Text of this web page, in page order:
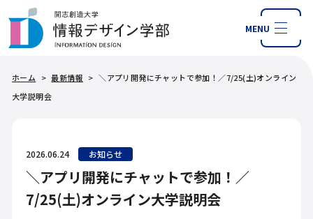
MENU
ホーム > 最新情報 > ＼アプリ開発にチャットで参加！／7/25(土)オンライン
大学説明会
2026.06.24 お知らせ
＼アプリ開発にチャットで参加！／
7/25(土)オンライン大学説明会